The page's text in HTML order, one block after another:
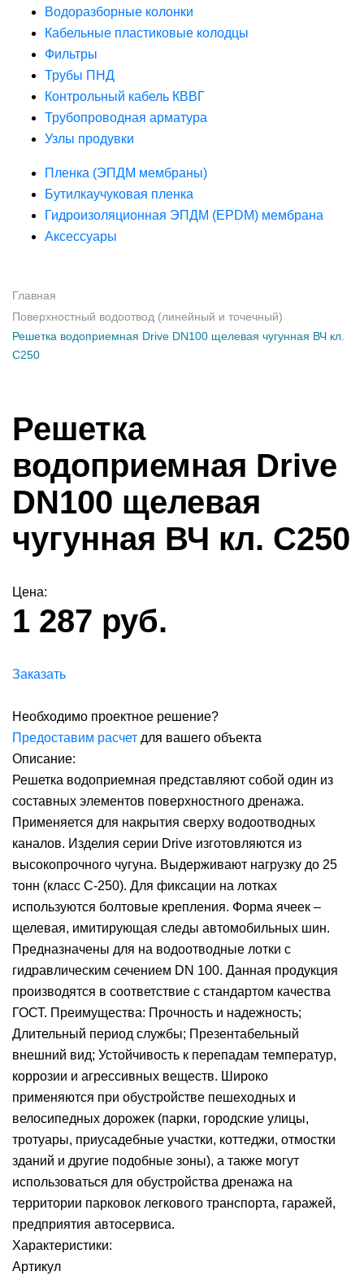
Водоразборные колонки
Кабельные пластиковые колодцы
Фильтры
Трубы ПНД
Контрольный кабель КВВГ
Трубопроводная арматура
Узлы продувки
Пленка (ЭПДМ мембраны)
Бутилкаучуковая пленка
Гидроизоляционная ЭПДМ (EPDM) мембрана
Аксессуары
Главная
Поверхностный водоотвод (линейный и точечный)
Решетка водоприемная Drive DN100 щелевая чугунная ВЧ кл.
C250
Решетка
водоприемная Drive
DN100 щелевая
чугунная ВЧ кл. C250
Цена:
1 287 руб.
Заказать
Необходимо проектное решение?
Предоставим расчет для вашего объекта
Описание:
Решетка водоприемная представляют собой один из
составных элементов поверхностного дренажа.
Применяется для накрытия сверху водоотводных
каналов. Изделия серии Drive изготовляются из
высокопрочного чугуна. Выдерживают нагрузку до 25
тонн (класс С-250). Для фиксации на лотках
используются болтовые крепления. Форма ячеек –
щелевая, имитирующая следы автомобильных шин.
Предназначены для на водоотводные лотки с
гидравлическим сечением DN 100. Данная продукция
производятся в соответствие с стандартом качества
ГОСТ. Преимущества: Прочность и надежность;
Длительный период службы; Презентабельный
внешний вид; Устойчивость к перепадам температур,
коррозии и агрессивных веществ. Широко
применяются при обустройстве пешеходных и
велосипедных дорожек (парки, городские улицы,
тротуары, приусадебные участки, коттеджи, отмостки
зданий и другие подобные зоны), а также могут
использоваться для обустройства дренажа на
территории парковок легкового транспорта, гаражей,
предприятия автосервиса.
Характеристики:
Артикул